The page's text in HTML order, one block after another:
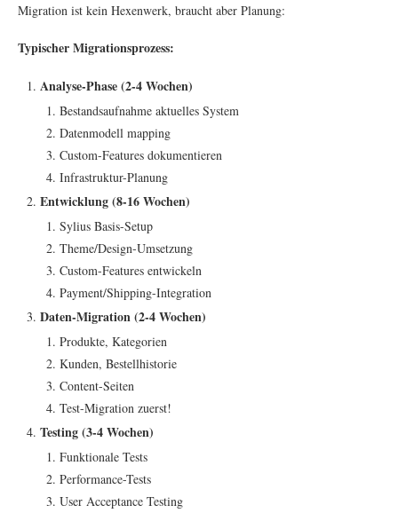
Migration ist kein Hexenwerk, braucht aber Planung:
Typischer Migrationsprozess:
Analyse-Phase (2-4 Wochen)
Bestandsaufnahme aktuelles System
Datenmodell mapping
Custom-Features dokumentieren
Infrastruktur-Planung
Entwicklung (8-16 Wochen)
Sylius Basis-Setup
Theme/Design-Umsetzung
Custom-Features entwickeln
Payment/Shipping-Integration
Daten-Migration (2-4 Wochen)
Produkte, Kategorien
Kunden, Bestellhistorie
Content-Seiten
Test-Migration zuerst!
Testing (3-4 Wochen)
Funktionale Tests
Performance-Tests
User Acceptance Testing